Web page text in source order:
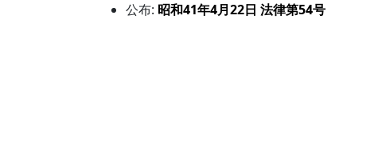
公布: 昭和41年4月22日 法律第54号